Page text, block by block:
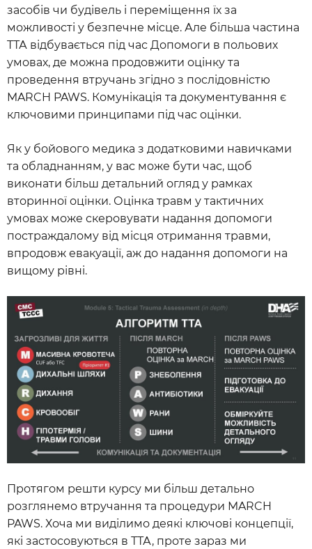
засобів чи будівель і переміщення їх за
можливості у безпечне місце. Але більша частина
TТА відбувається під час Допомоги в польових
умовах, де можна продовжити оцінку та
проведення втручань згідно з послідовністю
MARCH PAWS. Комунікація та документування є
ключовими принципами під час оцінки.
Як у бойового медика з додатковими навичками
та обладнанням, у вас може бути час, щоб
виконати більш детальний огляд у рамках
вторинної оцінки. Оцінка травм у тактичних
умовах може скеровувати надання допомоги
постраждалому від місця отримання травми,
впродовж евакуації, аж до надання допомоги на
вищому рівні.
Протягом решти курсу ми більш детально
розглянемо втручання та процедури MARCH
PAWS. Хоча ми виділимо деякі ключові концепції,
які застосовуються в ТТА, проте зараз ми